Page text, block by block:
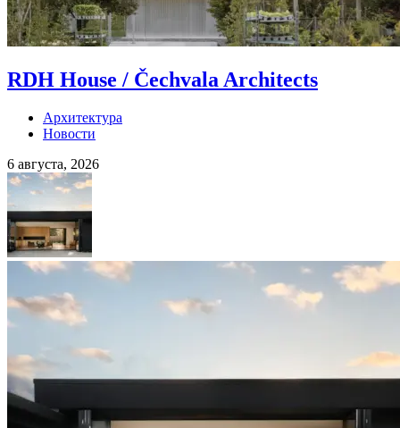
RDH House / Čechvala Architects
Архитектура
Новости
6 августа, 2026